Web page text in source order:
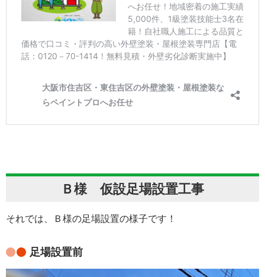
Ｂ様 仮設足場設置工事
それでは、Ｂ様の足場設置の様子です！
足場設置前